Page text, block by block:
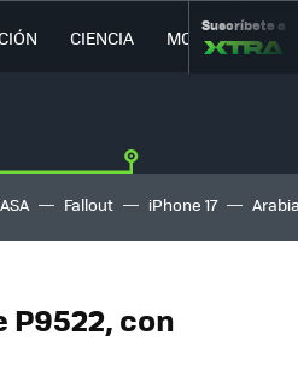
CIENCIA MOVILIDAD
Suscríbete a
Fallout iPhone 17
P9522, con